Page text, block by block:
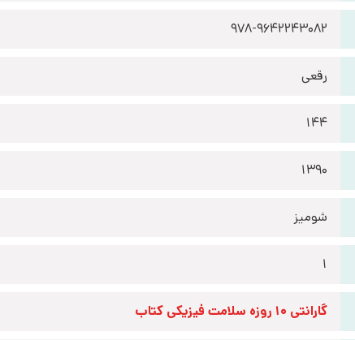
978-9642243082
رقعی
144
1390
شومیز
1
گارانتی 10 روزه سلامت فیزیکی کتاب